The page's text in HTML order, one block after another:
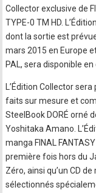
Collector exclusive de
TYPE-0 TM HD.
dont la sortie est
mars 2015 en Europe
PAL, sera disponible
L’Édition Collector
faits sur mesure et
SteelBook DORÉ orné
Yoshitaka Amano.
manga FINAL
première fois hors du
Zéro, ainsi qu’un CD
sélectionnés